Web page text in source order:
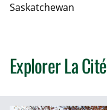
Saskatchewan
Explorer La Cité